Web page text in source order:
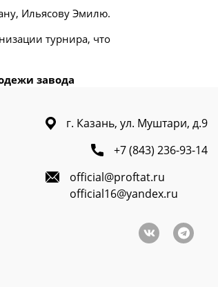
Ильясову Эмилю.
турнира, что
завода
г. Казань, ул. Муштари, д.9
+7 (843) 236-93-14
official@proftat.ru
official16@yandex.ru